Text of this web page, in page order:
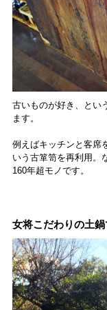
古いものが好き、とい
ます。
例えばキッチンと客席
いう古箪笥を再利用。
160年超モノです。
女将こだわりの土